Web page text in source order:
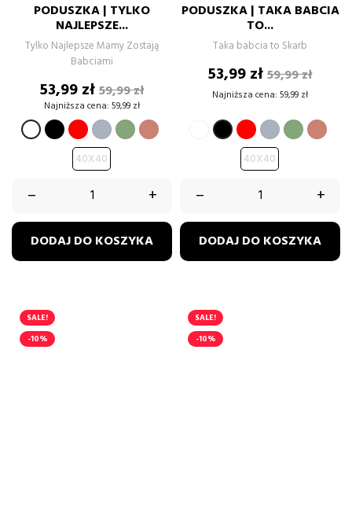
PODUSZKA | TYLKO
NAJLEPSZE...
Tylko Najlepsze Mamy Zostają
Babciami
Cena
53,99 złCena
podstawowa
59,99 zł
Najniższa cena: 59,99 zł
BIAŁYCZARNYCZERWONY
SZARYZIELONYBRUDNY
40X40
– +
DODAJ DO KOSZYKA
PODUSZKA | TAKA BABCIA
TO...
Taka babcia to Skarb
Cena
53,99 złCena
59,99 zł
Najniższa cena: 59,99 zł
BIAŁYCZARNYCZERWONY
SZARYZIELONY
40X40
– +
DODAJ DO KOSZYKA
SALE!
-10%
SALE!
-10%